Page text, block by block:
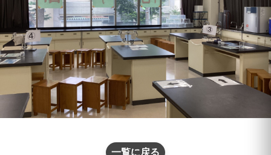
一覧に戻る